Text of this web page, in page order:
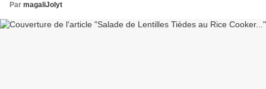
Par magaliJolyt